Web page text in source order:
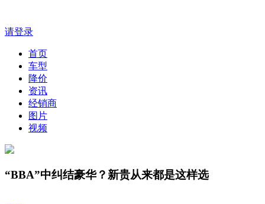
请登录
首页
车型
降价
资讯
经销商
图片
视频
“BBA”中纠结豪华？新贵从来都是这样选